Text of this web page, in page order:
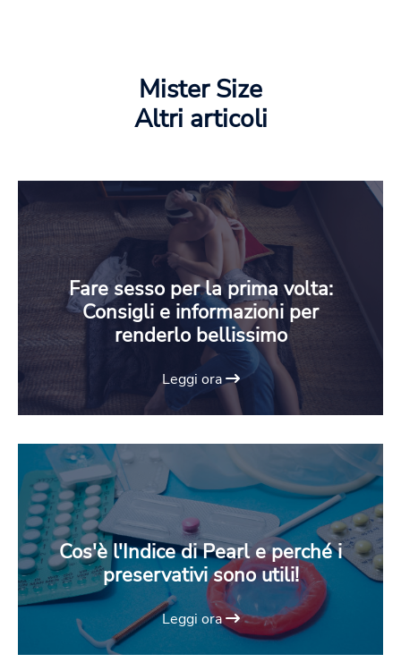
Mister Size
Altri articoli
Fare sesso per la prima volta:
Consigli e informazioni per
renderlo bellissimo
Leggi ora
Cos'è l'Indice di Pearl e perché i
preservativi sono utili!
Leggi ora